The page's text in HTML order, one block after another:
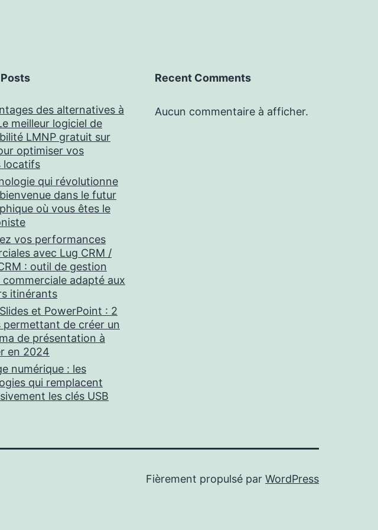
des alternatives à
meilleur logiciel de
LMNP gratuit sur
optimiser vos
locatifs
qui révolutionne
dans le futur
où vous êtes le
vos performances
avec Lug CRM /
: outil de gestion
commerciale adapté aux
itinérants
et PowerPoint : 2
permettant de créer un
de présentation à
en 2024
numérique : les
qui remplacent
les clés USB
Recent Comments
Aucun commentaire à afficher.
Fièrement propulsé par WordPress